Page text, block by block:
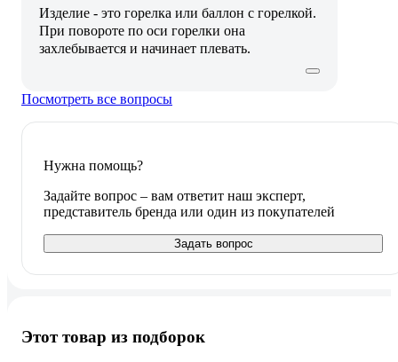
Изделие - это горелка или баллон с горелкой.
При повороте по оси горелки она
захлебывается и начинает плевать.
Посмотреть все вопросы
Нужна помощь?
Задайте вопрос – вам ответит наш эксперт,
представитель бренда или один из покупателей
Задать вопрос
Этот товар из подборок